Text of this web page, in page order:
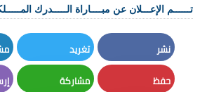
تــــــم الإعـــلان عن مبــــاراة الـــــدرك المـــــلكــــي
نشر
Facebook
تغريد
Twitter
حفظ مشاركة